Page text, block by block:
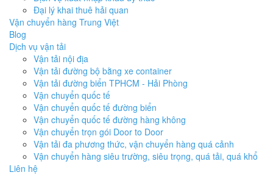
Đại lý khai thuê hải quan
Vận chuyển hàng Trung Việt
Blog
Dịch vụ vận tải
Vận tải nội địa
Vận tải đường bộ bằng xe container
Vận tải đường biển TPHCM - Hải Phòng
Vận chuyển quốc tế
Vận chuyển quốc tế đường biển
Vận chuyển quốc tế đường hàng không
Vận chuyển trọn gói Door to Door
Vận tải đa phương thức, vận chuyển hàng quá cảnh
Vận chuyển hàng siêu trường, siêu trọng, quá tải, quá khổ
Liên hệ